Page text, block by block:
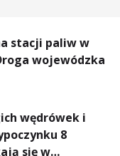
stacji paliw w
wojewódzka
wędrówek i
8
się w